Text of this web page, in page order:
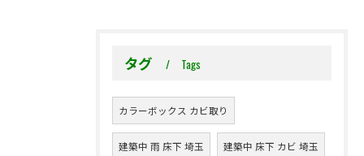
タグ Tags
カラーボックス カビ取り
建築中 雨 床下 埼玉 建築中 床下 カビ 埼玉